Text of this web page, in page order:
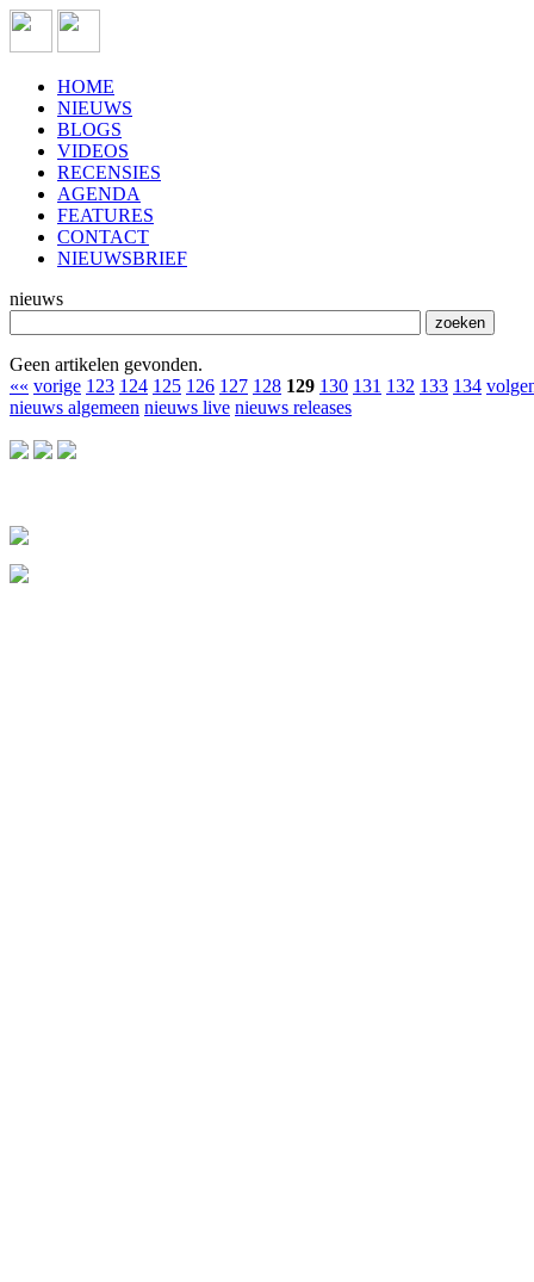
HOME
NIEUWS
BLOGS
VIDEOS
RECENSIES
AGENDA
FEATURES
CONTACT
NIEUWSBRIEF
nieuws
Geen artikelen gevonden.
«« vorige 123 124 125 126 127 128 129 130 131 132 133 134
nieuws algemeen nieuws live nieuws releases